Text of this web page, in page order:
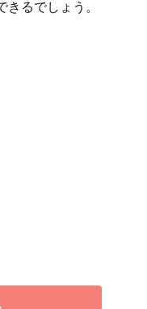
るでしょう。